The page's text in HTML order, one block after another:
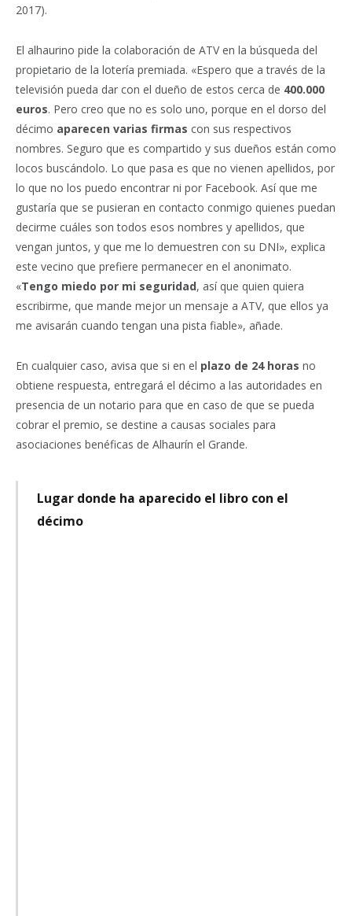
2017).
El alhaurino pide la colaboración de ATV en la búsqueda del
propietario de la lotería premiada. «Espero que a través de la
televisión pueda dar con el dueño de estos cerca de 400.000
euros. Pero creo que no es solo uno, porque en el dorso del
décimo aparecen varias firmas con sus respectivos
nombres. Seguro que es compartido y sus dueños están como
locos buscándolo. Lo que pasa es que no vienen apellidos, por
lo que no los puedo encontrar ni por Facebook. Así que me
gustaría que se pusieran en contacto conmigo quienes puedan
decirme cuáles son todos esos nombres y apellidos, que
vengan juntos, y que me lo demuestren con su DNI», explica
este vecino que prefiere permanecer en el anonimato.
«Tengo miedo por mi seguridad, así que quien quiera
escribirme, que mande mejor un mensaje a ATV, que ellos ya
me avisarán cuando tengan una pista fiable», añade.
En cualquier caso, avisa que si en el plazo de 24 horas no
obtiene respuesta, entregará el décimo a las autoridades en
presencia de un notario para que en caso de que se pueda
cobrar el premio, se destine a causas sociales para
asociaciones benéficas de Alhaurín el Grande.
Lugar donde ha aparecido el libro con el
décimo